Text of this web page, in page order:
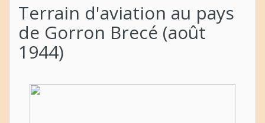
Terrain d'aviation au pays
de Gorron Brecé (août
1944)